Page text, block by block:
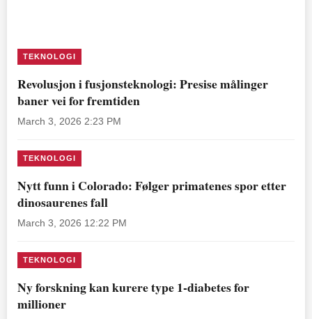
TEKNOLOGI
Revolusjon i fusjonsteknologi: Presise målinger
baner vei for fremtiden
March 3, 2026 2:23 PM
TEKNOLOGI
Nytt funn i Colorado: Følger primatenes spor etter
dinosaurenes fall
March 3, 2026 12:22 PM
TEKNOLOGI
Ny forskning kan kurere type 1-diabetes for
millioner